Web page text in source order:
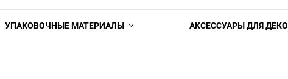
УПАКОВОЧНЫЕ МАТЕРИАЛЫ АКСЕССУАРЫ ДЛЯ